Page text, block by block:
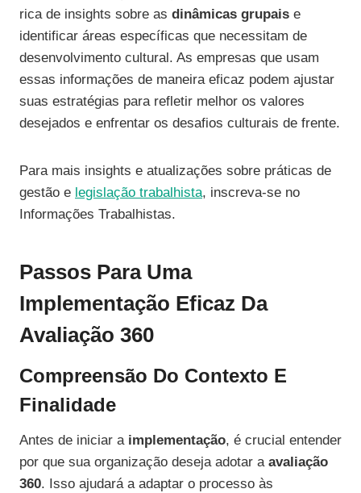
rica de insights sobre as dinâmicas grupais e
identificar áreas específicas que necessitam de
desenvolvimento cultural. As empresas que usam
essas informações de maneira eficaz podem ajustar
suas estratégias para refletir melhor os valores
desejados e enfrentar os desafios culturais de frente.
Para mais insights e atualizações sobre práticas de
gestão e legislação trabalhista, inscreva-se no
Informações Trabalhistas.
Passos Para Uma
Implementação Eficaz Da
Avaliação 360
Compreensão Do Contexto E
Finalidade
Antes de iniciar a implementação, é crucial entender
por que sua organização deseja adotar a avaliação
360. Isso ajudará a adaptar o processo às